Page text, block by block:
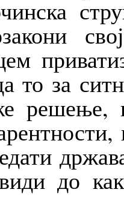
то за
решење,
до